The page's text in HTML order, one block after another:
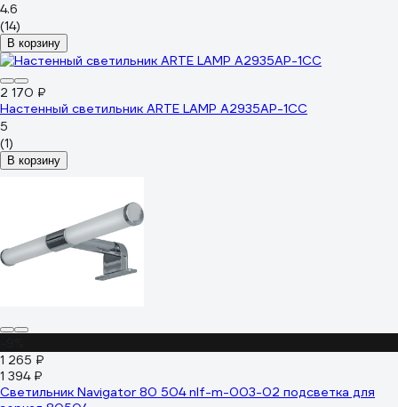
4.6
(14)
В корзину
2 170 ₽
Настенный светильник ARTE LAMP A2935AP-1CC
5
(1)
В корзину
1 265 ₽
1 394 ₽
Светильник Navigator 80 504 nlf-m-003-02 подсветка для